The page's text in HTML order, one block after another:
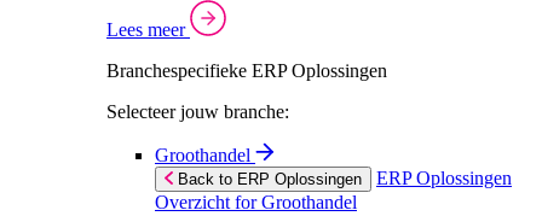
Lees meer
Branchespecifieke ERP Oplossingen
Selecteer jouw branche:
Groothandel
Back to ERP Oplossingen
ERP Oplossingen
Overzicht for Groothandel